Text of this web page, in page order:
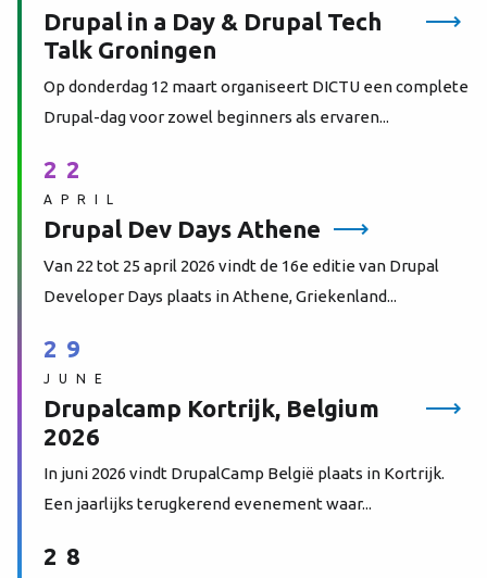
Drupal in a Day & Drupal Tech
Talk Groningen
Op donderdag 12 maart organiseert DICTU een complete
Drupal-dag voor zowel beginners als ervaren...
22
APRIL
Drupal Dev Days Athene
Van 22 tot 25 april 2026 vindt de 16e editie van Drupal
Developer Days plaats in Athene, Griekenland...
29
JUNE
Drupalcamp Kortrijk, Belgium
2026
In juni 2026 vindt DrupalCamp België plaats in Kortrijk.
Een jaarlijks terugkerend evenement waar...
28